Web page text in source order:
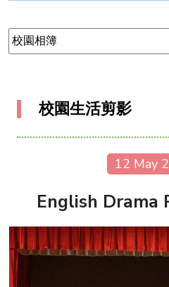
校園生活剪影
12 May
English Drama